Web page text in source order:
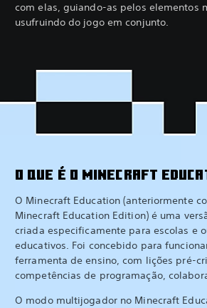
com elas, guiando-as pelos elementos
usufruindo do jogo em conjunto.
O QUE É O MINECRAFT
O Minecraft Education (anteriormente
Minecraft Education Edition) é uma
criada especificamente para escolas e
educativos. Foi concebido para
ferramenta de ensino, com lições pré-
competências de programação,
O modo multijogador no Minecraft